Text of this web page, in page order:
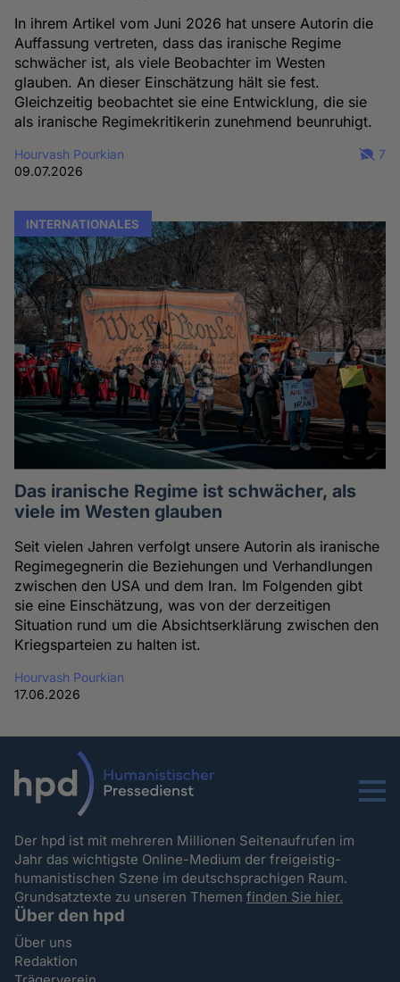
In ihrem Artikel vom Juni 2026 hat unsere Autorin die
Auffassung vertreten, dass das iranische Regime
schwächer ist, als viele Beobachter im Westen
glauben. An dieser Einschätzung hält sie fest.
Gleichzeitig beobachtet sie eine Entwicklung, die sie
als iranische Regimekritikerin zunehmend beunruhigt.
Hourvash Pourkian
09.07.2026
7
INTERNATIONALES
Das iranische Regime ist schwächer, als
viele im Westen glauben
Seit vielen Jahren verfolgt unsere Autorin als iranische
Regimegegnerin die Beziehungen und Verhandlungen
zwischen den USA und dem Iran. Im Folgenden gibt
sie eine Einschätzung, was von der derzeitigen
Situation rund um die Absichtserklärung zwischen den
Kriegsparteien zu halten ist.
Hourvash Pourkian
17.06.2026
Menu
Der hpd ist mit mehreren Millionen Seitenaufrufen im
Jahr das wichtigste Online-Medium der freigeistig-
humanistischen Szene im deutschsprachigen Raum.
Grundsatztexte zu unseren Themenfinden Sie hier.
Über den hpd
Über uns
Redaktion